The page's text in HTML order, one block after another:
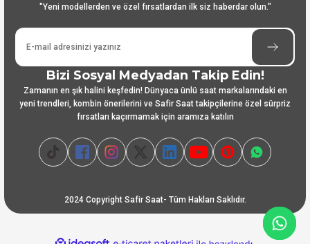
"Yeni modellerden ve özel fırsatlardan ilk siz haberdar olun."
Bizi Sosyal Medyadan Takip Edin!
Zamanın en şık halini keşfedin! Dünyaca ünlü saat markalarındaki en
yeni trendleri, kombin önerilerini ve Safir Saat takipçilerine özel sürpriz
fırsatları kaçırmamak için aramıza katılın
2024 Copyright Safir Saat- Tüm Hakları Saklıdır.